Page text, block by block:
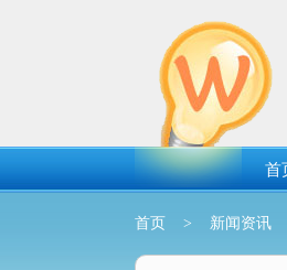
首
首页 > 新闻资讯